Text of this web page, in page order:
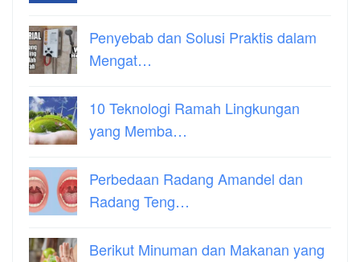
Penyebab dan Solusi Praktis dalam
Mengat…
10 Teknologi Ramah Lingkungan
yang Memba…
Perbedaan Radang Amandel dan
Radang Teng…
Berikut Minuman dan Makanan yang